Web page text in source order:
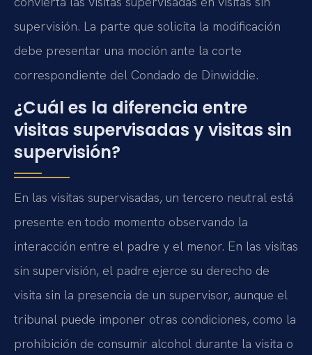
supervisión. La parte que solicita la modificación
debe presentar una moción ante la corte
correspondiente del Condado de Dinwiddie.
¿Cuál es la diferencia entre
visitas supervisadas y visitas sin
supervisión?
En las visitas supervisadas, un tercero neutral está
presente en todo momento observando la
interacción entre el padre y el menor. En las visitas
sin supervisión, el padre ejerce su derecho de
visita sin la presencia de un supervisor, aunque el
tribunal puede imponer otras condiciones, como la
prohibición de consumir alcohol durante la visita o